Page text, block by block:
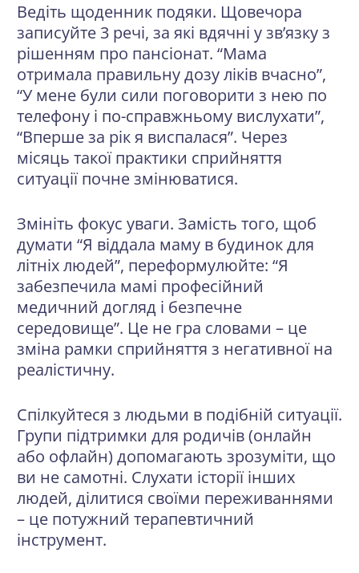
Ведіть щоденник подяки. Щовечора
записуйте 3 речі, за які вдячні у зв’язку з
рішенням про пансіонат. “Мама
отримала правильну дозу ліків вчасно”,
“У мене були сили поговорити з нею по
телефону і по-справжньому вислухати”,
“Вперше за рік я виспалася”. Через
місяць такої практики сприйняття
ситуації почне змінюватися.
Змініть фокус уваги. Замість того, щоб
думати “Я віддала маму в будинок для
літніх людей”, переформулюйте: “Я
забезпечила мамі професійний
медичний догляд і безпечне
середовище”. Це не гра словами – це
зміна рамки сприйняття з негативної на
реалістичну.
Спілкуйтеся з людьми в подібній ситуації.
Групи підтримки для родичів (онлайн
або офлайн) допомагають зрозуміти, що
ви не самотні. Слухати історії інших
людей, ділитися своїми переживаннями
– це потужний терапевтичний
інструмент.